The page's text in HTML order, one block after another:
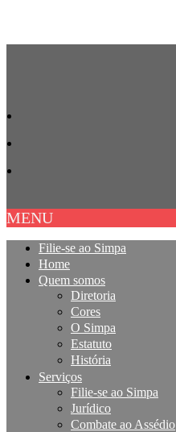
MENU
Filie-se ao Simpa
Home
Quem somos
Diretoria
Cores
O Simpa
Estatuto
História
Serviços
Filie-se ao Simpa
Jurídico
Combate ao Assédio